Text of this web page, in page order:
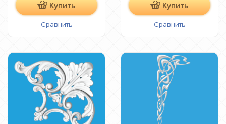
Купить
Сравнить
Купить
Сравнить